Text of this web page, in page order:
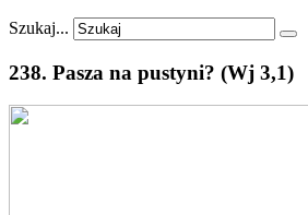
Szukaj...
238. Pasza na pustyni? (Wj 3,1)